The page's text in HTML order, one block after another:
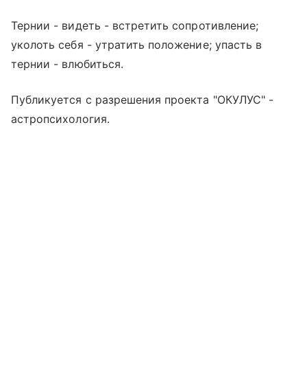
Тернии - видеть - встретить сопротивление;
уколоть себя - утратить положение; упасть в
тернии - влюбиться.
Публикуется с разрешения проекта "ОКУЛУС" -
астропсихология.